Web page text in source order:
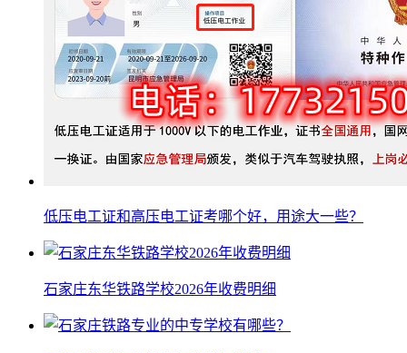
低压电工证和高压电工证考哪个好，用途大一些？
石家庄东华铁路学校2026年收费明细